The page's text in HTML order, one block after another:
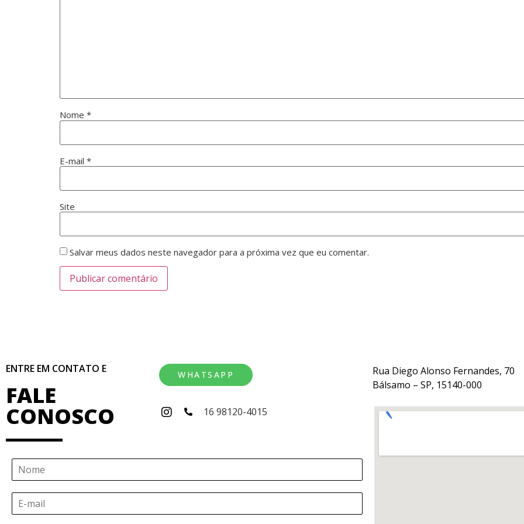
Nome *
E-mail *
Site
Salvar meus dados neste navegador para a próxima vez que eu comentar.
ENTRE EM CONTATO E
FALE
CONOSCO
WHATSAPP
16 98120-4015
Rua Diego Alonso Fernandes, 70
Bálsamo – SP, 15140-000
N
E